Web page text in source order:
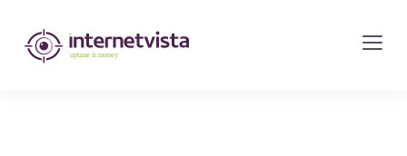
Monitorización
de